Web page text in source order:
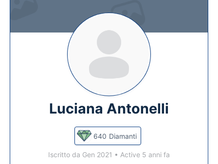
Luciana Antonelli
640 Diamanti
Iscritto da Gen 2021 • Active 5 anni fa